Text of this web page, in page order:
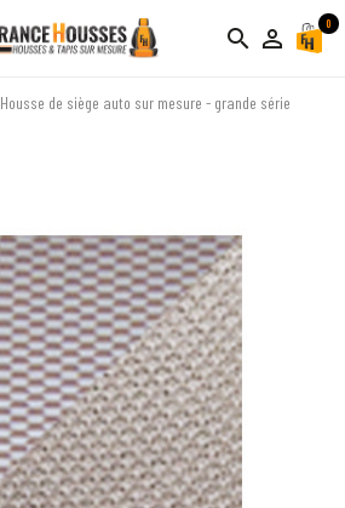
search person_outline
0
Housse de siège auto sur mesure - grande série